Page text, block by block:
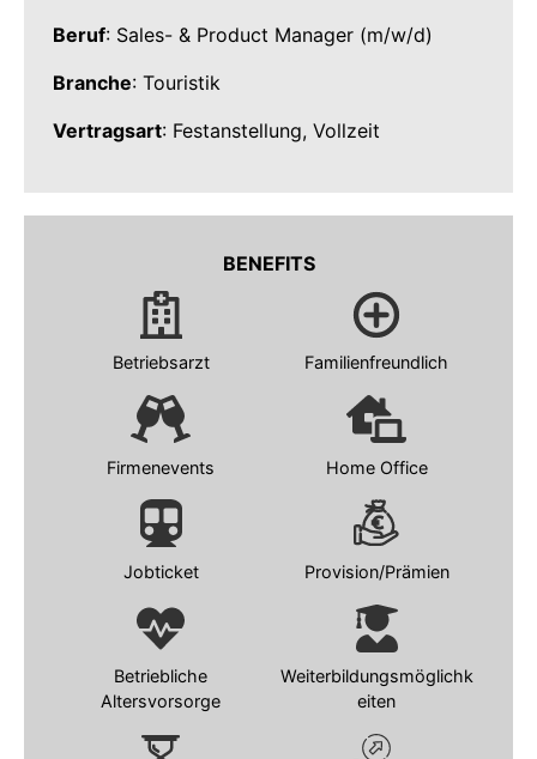
Beruf: Sales- & Product Manager (m/w/d)
Branche: Touristik
Vertragsart: Festanstellung, Vollzeit
BENEFITS
Betriebsarzt Familienfreundlich
Firmenevents Home Office
Jobticket Provision/Prämien
Betriebliche
Altersvorsorge
Weiterbildungsmöglichk
eiten